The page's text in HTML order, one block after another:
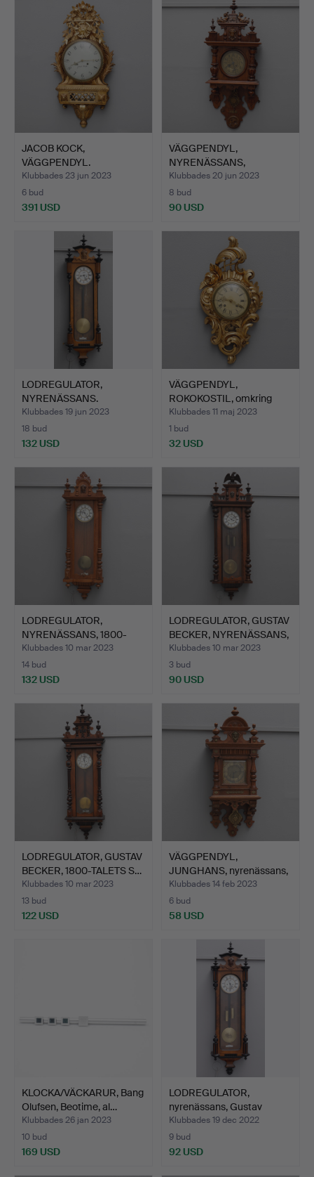
JACOB KOCK,
VÄGGPENDYL.
Klubbades 23 jun 2023
6 bud
391 USD
VÄGGPENDYL,
NYRENÄSSANS,
OMKRING ÅR 1900.
Klubbades 20 jun 2023
8 bud
90 USD
LODREGULATOR,
NYRENÄSSANS.
Klubbades 19 jun 2023
18 bud
132 USD
VÄGGPENDYL,
ROKOKOSTIL, omkring
1900-talet…
Klubbades 11 maj 2023
1 bud
32 USD
LODREGULATOR,
NYRENÄSSANS, 1800-
talets slu…
Klubbades 10 mar 2023
14 bud
132 USD
LODREGULATOR, GUSTAV
BECKER, NYRENÄSSANS,
…
Klubbades 10 mar 2023
3 bud
90 USD
LODREGULATOR, GUSTAV
BECKER, 1800-TALETS S…
Klubbades 10 mar 2023
13 bud
122 USD
VÄGGPENDYL,
JUNGHANS, nyrenässans,
ek, 180…
Klubbades 14 feb 2023
6 bud
58 USD
KLOCKA/VÄCKARUR, Bang
Olufsen, Beotime, al…
Klubbades 26 jan 2023
10 bud
169 USD
LODREGULATOR,
nyrenässans, Gustav
Becker-t…
Klubbades 19 dec 2022
9 bud
92 USD